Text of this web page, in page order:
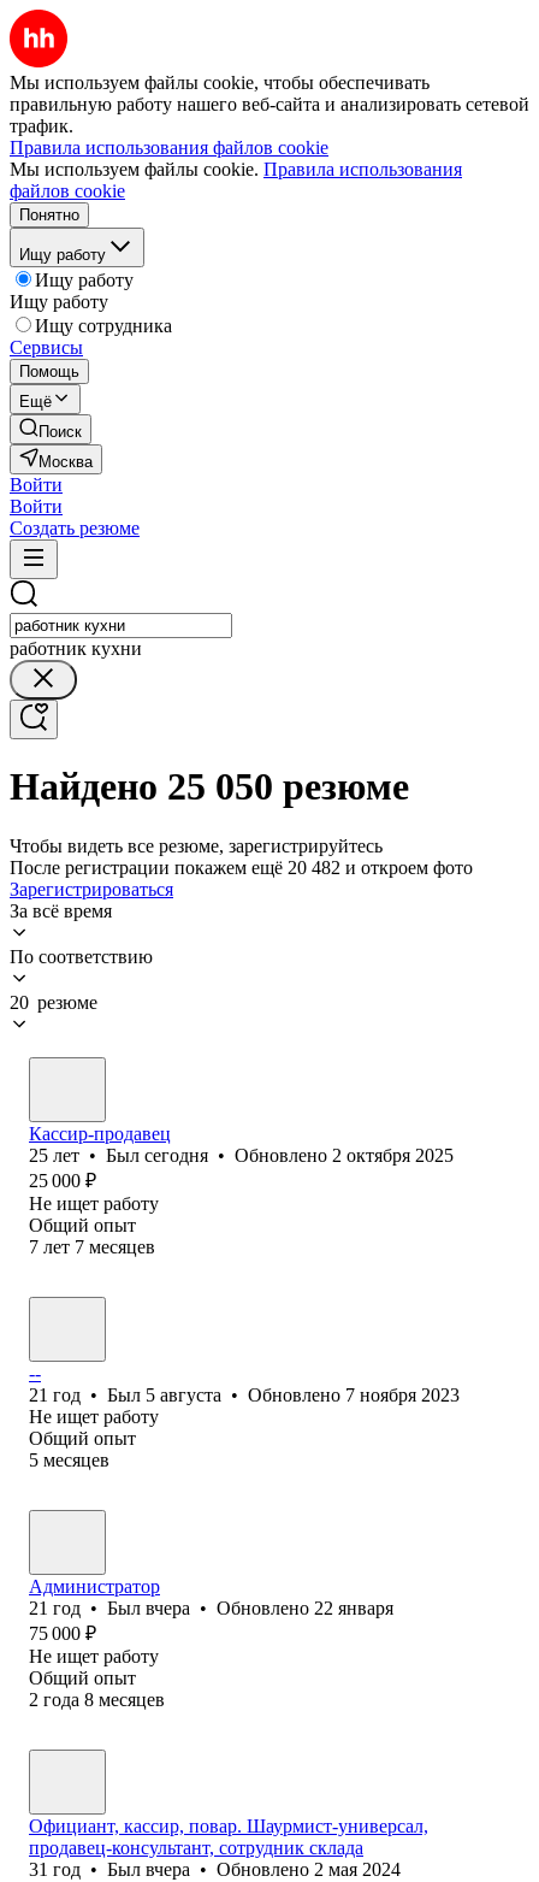
Мы используем файлы cookie, чтобы обеспечивать
правильную работу нашего веб-сайта и анализировать сетевой
трафик.
Правила использования файлов cookie
Мы используем файлы cookie. Правила использования
файлов cookie
Понятно
Ищу работу
Ищу работу
Ищу работу
Ищу сотрудника
Сервисы
Помощь
Ещё
Поиск
Москва
Войти
Войти
Создать резюме
работник кухни
Найдено 25 050 резюме
Чтобы видеть все резюме, зарегистрируйтесь
После регистрации покажем ещё 20 482 и откроем фото
Зарегистрироваться
За всё время
По соответствию
20 резюме
Кассир-продавец
25 лет • Был сегодня • Обновлено 2 октября 2025
25 000 ₽
Не ищет работу
Общий опыт
7 лет 7 месяцев
--
21 год • Был 5 августа • Обновлено 7 ноября 2023
Не ищет работу
Общий опыт
5 месяцев
Администратор
21 год • Был вчера • Обновлено 22 января
75 000 ₽
Не ищет работу
Общий опыт
2 года 8 месяцев
Официант, кассир, повар. Шаурмист-универсал,
продавец-консультант, сотрудник склада
31 год • Был вчера • Обновлено 2 мая 2024